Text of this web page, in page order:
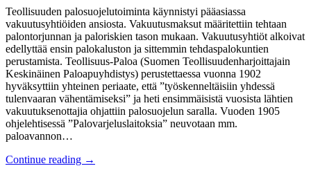
Teollisuuden palosuojelutoiminta käynnistyi pääasiassa
vakuutusyhtiöiden ansiosta. Vakuutusmaksut määritettiin tehtaan
palontorjunnan ja paloriskien tason mukaan. Vakuutusyhtiöt alkoivat
edellyttää ensin palokaluston ja sittemmin tehdaspalokuntien
perustamista. Teollisuus-Paloa (Suomen Teollisuudenharjoittajain
Keskinäinen Paloapuyhdistys) perustettaessa vuonna 1902
hyväksyttiin yhteinen periaate, että ”työskenneltäisiin yhdessä
tulenvaaran vähentämiseksi” ja heti ensimmäisistä vuosista lähtien
vakuutuksenottajia ohjattiin palosuojelun saralla. Vuoden 1905
ohjelehtisessä ”Palovarjeluslaitoksia” neuvotaan mm.
paloavannon…
Continue reading →